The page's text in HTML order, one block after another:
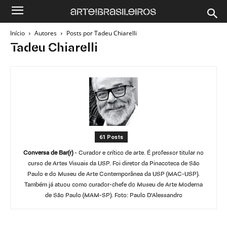
Início Autores Posts por Tadeu Chiarelli
Tadeu Chiarelli
61 Posts
Conversa de Bar(r)- Curador e crítico de arte. É professor titular no
curso de Artes Visuais da USP. Foi diretor da Pinacoteca de São
Paulo e do Museu de Arte Contemporânea da USP (MAC-USP).
Também já atuou como curador-chefe do Museu de Arte Moderna
de São Paulo (MAM-SP). Foto: Paulo D'Alessandro